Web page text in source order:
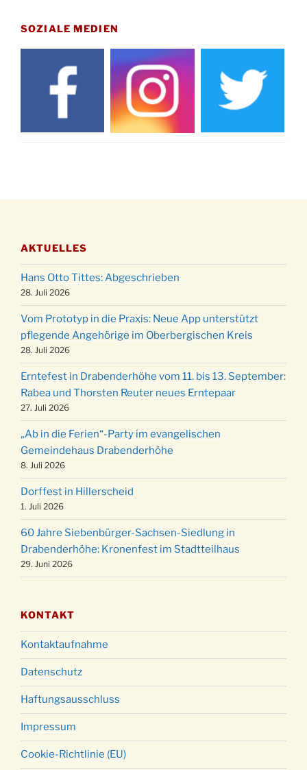
Drabenderhöhe um 11:15 Uhr
21.11.
Basar im Ev. Gemeindehaus von 14-16:30 Uhr
Katharinenball des Honterus Chors im
Stadtteilhaus um 19:00 Uhr
Kinderbibeltag im Ev. Gemeindehaus von 10-
12 Uhr
Stadtteilhaus um 19:00 Uhr
11.12.
Puer-Natus weihnachtliches Brauchtum am
Robert-Gassner-Hof um 17:00 Uhr
19.12.
Kinderbibeltag im Ev. Gemeindehaus von 10-
12 Uhr
20.12.
Weihnachts-Konzert des Honterus Chors in
der Kirche um 17:00 Uhr
24.12.
Familiengottesdienst mit Krippenspiel im Ev.
Gemeindehaus um 15:00 Uhr
24.12. Familiengottesdienst in der FeG um 16 Uhr
24.12.
Weihnachtsgottesdienst in der Kirche um
15:00 Uhr
24.12.
Weihnachtsgottesdienst in der Kirche um
18:00 Uhr
24.12.
Christmette mit der ev. Jugend in der Kirche
um 23:00 Uhr
31.12.
Gottesdienst zu Silvester in der Kirche um
18:00 Uhr
SOZIALE MEDIEN
AKTUELLES
Hans Otto Tittes: Abgeschrieben
28. Juli 2026
Vom Prototyp in die Praxis: Neue App unterstützt
pflegende Angehörige im Oberbergischen Kreis
28. Juli 2026
Erntefest in Drabenderhöhe vom 11. bis 13. September:
Rabea und Thorsten Reuter neues Erntepaar
27. Juli 2026
„Ab in die Ferien“-Party im evangelischen
Gemeindehaus Drabenderhöhe
8. Juli 2026
Dorffest in Hillerscheid
1. Juli 2026
60 Jahre Siebenbürger-Sachsen-Siedlung in
Drabenderhöhe: Kronenfest im Stadtteilhaus
29. Juni 2026
KONTAKT
Kontaktaufnahme
Datenschutz
Haftungsausschluss
Impressum
Cookie-Richtlinie (EU)